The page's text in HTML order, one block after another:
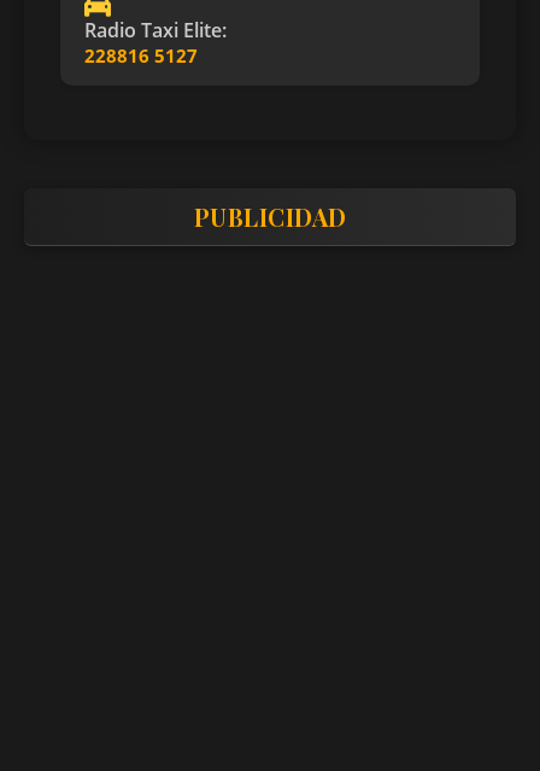
Radio Taxi Elite:
228816 5127
PUBLICIDAD